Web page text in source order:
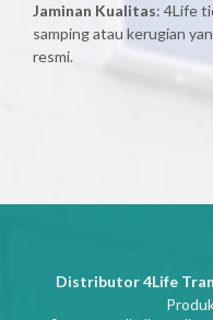
Jaminan Kualitas: 4Life
samping atau kerugian
resmi.
Distributor 4Life